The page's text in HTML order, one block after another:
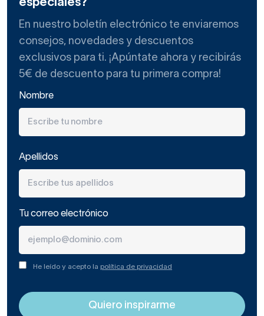
especiales?
En nuestro boletín electrónico te enviaremos
consejos, novedades y descuentos
exclusivos para ti. ¡Apúntate ahora y recibirás
5€ de descuento para tu primera compra!
Nombre
Apellidos
Tu correo electrónico
He leído y acepto la política de privacidad